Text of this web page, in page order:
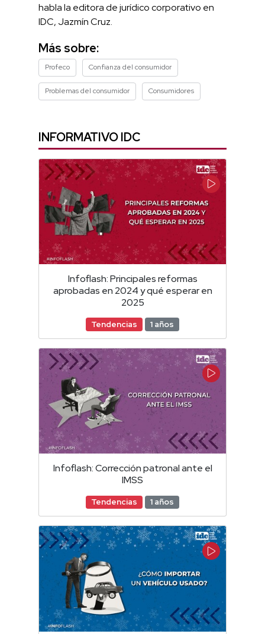
habla la editora de jurídico corporativo en
IDC, Jazmín Cruz.
Más sobre:
Profeco Confianza del consumidor
Problemas del consumidor Consumidores
INFORMATIVO IDC
Infoflash: Principales reformas
aprobadas en 2024 y qué esperar en
2025
Tendencias 1 años
Infoflash: Corrección patronal ante el
IMSS
Tendencias 1 años